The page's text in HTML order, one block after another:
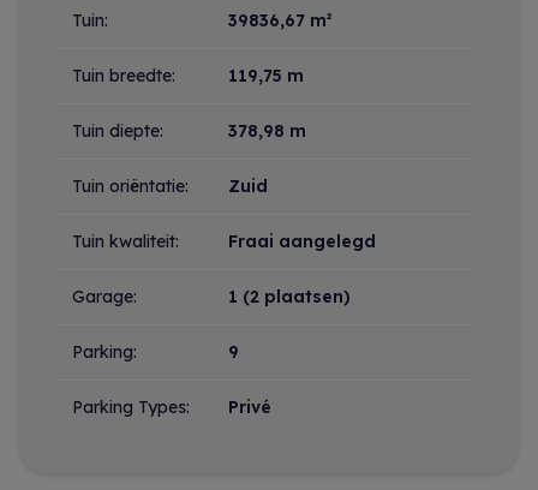
Tuin: 39836,67 m²
Tuin breedte: 119,75 m
Tuin diepte: 378,98 m
Tuin oriëntatie: Zuid
Tuin kwaliteit: Fraai aangelegd
Garage: 1 (2 plaatsen)
Parking: 9
Parking Types: Privé